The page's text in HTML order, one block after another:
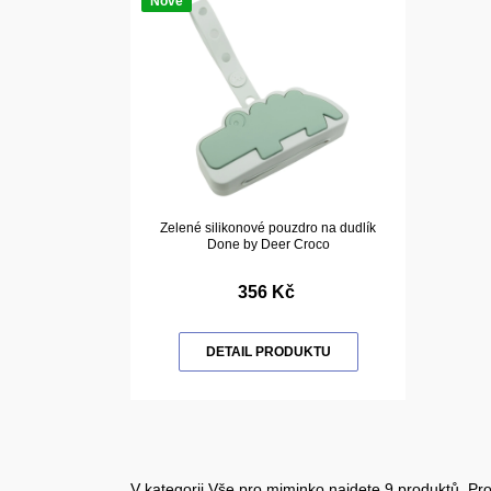
Zelené silikonové pouzdro na dudlík
Done by Deer Croco
356 Kč
DETAIL PRODUKTU